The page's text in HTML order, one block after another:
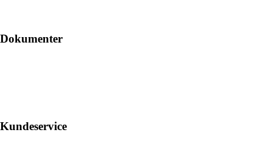
Dokumenter
Kundeservice